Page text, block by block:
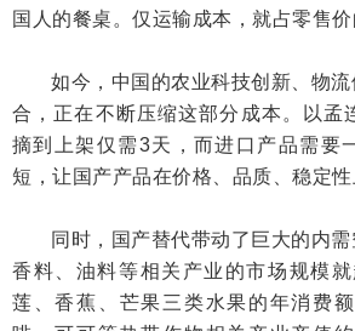
国人的餐桌。仅运输成本，就占零售价
如今，中国的农业科技创新、物
合，正在不断压缩这部分成本。以孟
摘到上架仅需3天，而进口产品需要
短，让国产产品在价格、品质、稳定性
同时，国产替代带动了巨大的内需
香料、油料等相关产业的市场规模
莲、香蕉、芒果三类水果的年消费